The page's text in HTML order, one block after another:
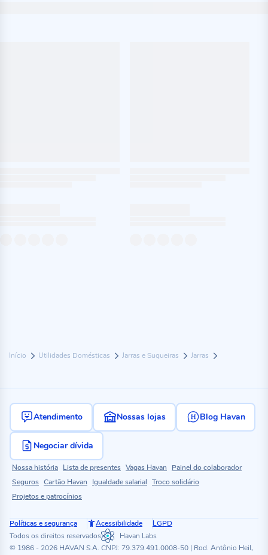
Início Utilidades Domésticas Jarras e Suqueiras Jarras
Atendimento Nossas lojas Blog Havan
Negociar dívida
Nossa história Lista de presentes Vagas Havan
Painel do colaborador
Seguros Cartão Havan Igualdade salarial Troco solidário
Projetos e patrocínios
Políticas e segurança Acessibilidade
LGPD
Todos os direitos reservados
Havan Labs
© 1986 - 2026 HAVAN S.A. CNPJ: 79.379.491.0008-50 | Rod. Antônio Heil,